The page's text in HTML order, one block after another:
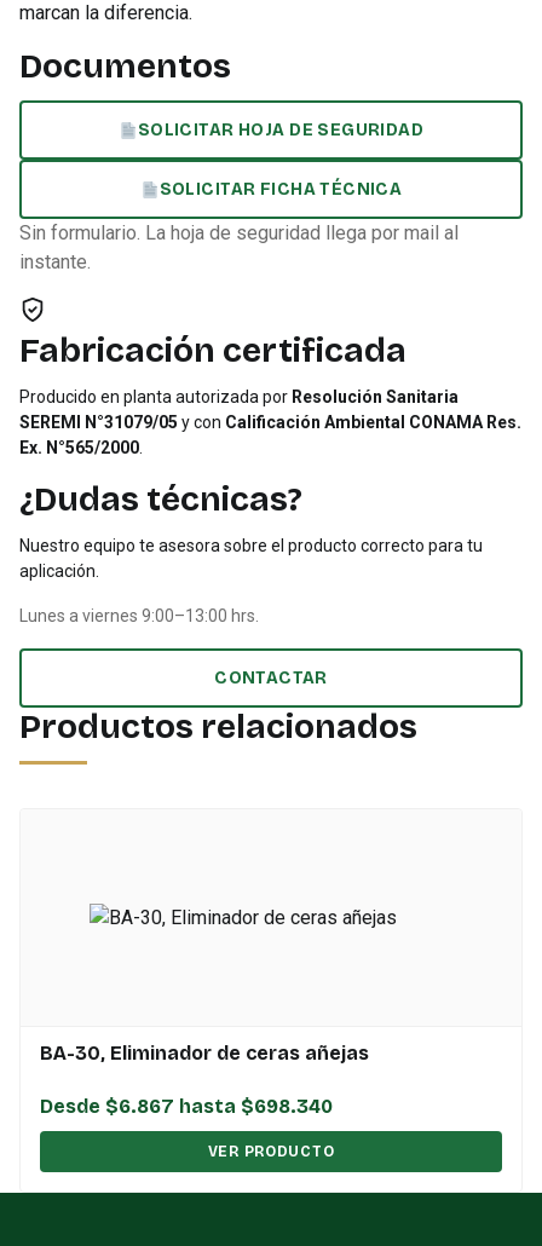
marcan la diferencia.
Documentos
SOLICITAR HOJA DE SEGURIDAD
SOLICITAR FICHA TÉCNICA
Sin formulario. La hoja de seguridad llega por mail al
instante.
Fabricación certificada
Producido en planta autorizada por Resolución Sanitaria
SEREMI N°31079/05 y con Calificación Ambiental CONAMA Res.
Ex. N°565/2000
¿Dudas técnicas?
Nuestro equipo te asesora sobre el producto correcto para tu
aplicación.
Lunes a viernes 9:00–13:00 hrs.
CONTACTAR
Productos relacionados
BA-30, Eliminador de ceras añejas
Desde $6.867 hasta $698.340
VER PRODUCTO